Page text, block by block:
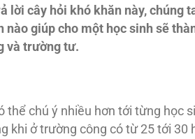
cây hỏi khó khăn này, chúng
giúp cho một học sinh sẽ
và trường tư.
thể chú ý nhiều hơn tới từng học
khi ở trường công có từ 25 tới 30